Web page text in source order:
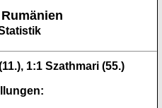
1:1 Szathmari (55.)